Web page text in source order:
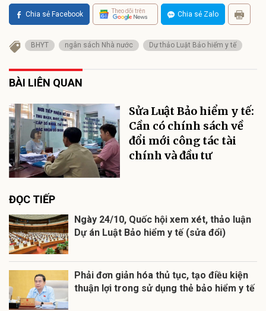
Chia sẻ Facebook Theo dõi trên Chia sẻ Zalo
BHYT ngân sách Nhà nước Dự thảo Luật Bảo hiểm y tế
BÀI LIÊN QUAN
Sửa Luật Bảo hiểm y tế:
Cần có chính sách về
đổi mới công tác tài
chính và đầu tư
ĐỌC TIẾP
Ngày 24/10, Quốc hội xem xét, thảo luận
Dự án Luật Bảo hiểm y tế (sửa đổi)
Phải đơn giản hóa thủ tục, tạo điều kiện
thuận lợi trong sử dụng thẻ bảo hiểm y tế